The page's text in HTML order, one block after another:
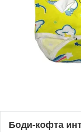
Боди-кофта